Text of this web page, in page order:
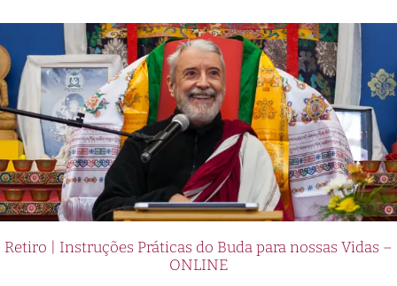
Retiro | Instruções Práticas do Buda para nossas Vidas –
ONLINE